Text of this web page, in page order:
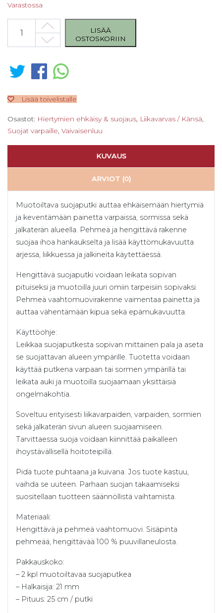
Varastossa
Iloiset Varpaat Muotoiltava Suojaputki 21 mm 2 kpl määrä
LISÄÄ
OSTOSKORIIN
Lisää toivelistalle
Osastot: Hiertymien ehkäisy & suojaus Liikavarvas / Känsä
Suojat varpaille Vaivaisenluu
KUVAUS
ARVIOT (0)
Muotoiltava suojaputki auttaa ehkäisemään hiertymiä
ja keventämään painetta varpaissa, sormissa sekä
jalkaterän alueella. Pehmeä ja hengittävä rakenne
suojaa ihoa hankaukselta ja lisää käyttömukavuutta
arjessa, liikkuessa ja jalkineita käytettäessä.
Hengittävä suojaputki voidaan leikata sopivan
pituiseksi ja muotoilla juuri omiin tarpeisiin sopivaksi.
Pehmeä vaahtomuovirakenne vaimentaa painetta ja
auttaa vähentämään kipua sekä epämukavuutta.
Käyttöohje:
Leikkaa suojaputkesta sopivan mittainen pala ja aseta
se suojattavan alueen ympärille. Tuotetta voidaan
käyttää putkena varpaan tai sormen ympärillä tai
leikata auki ja muotoilla suojaamaan yksittäisiä
ongelmakohtia.
Soveltuu erityisesti liikavarpaiden, varpaiden, sormien
sekä jalkaterän sivun alueen suojaamiseen.
Tarvittaessa suoja voidaan kiinnittää paikalleen
ihoystävällisellä hoitoteipillä.
Pidä tuote puhtaana ja kuivana. Jos tuote kastuu,
vaihda se uuteen. Parhaan suojan takaamiseksi
suositellaan tuotteen säännöllistä vaihtamista.
Materiaali:
Hengittävä ja pehmeä vaahtomuovi. Sisäpinta
pehmeää, hengittävää 100 % puuvillaneulosta.
Pakkauskoko:
– 2 kpl muotoiltavaa suojaputkea
– Halkaisija: 21 mm
– Pituus: 25 cm / putki